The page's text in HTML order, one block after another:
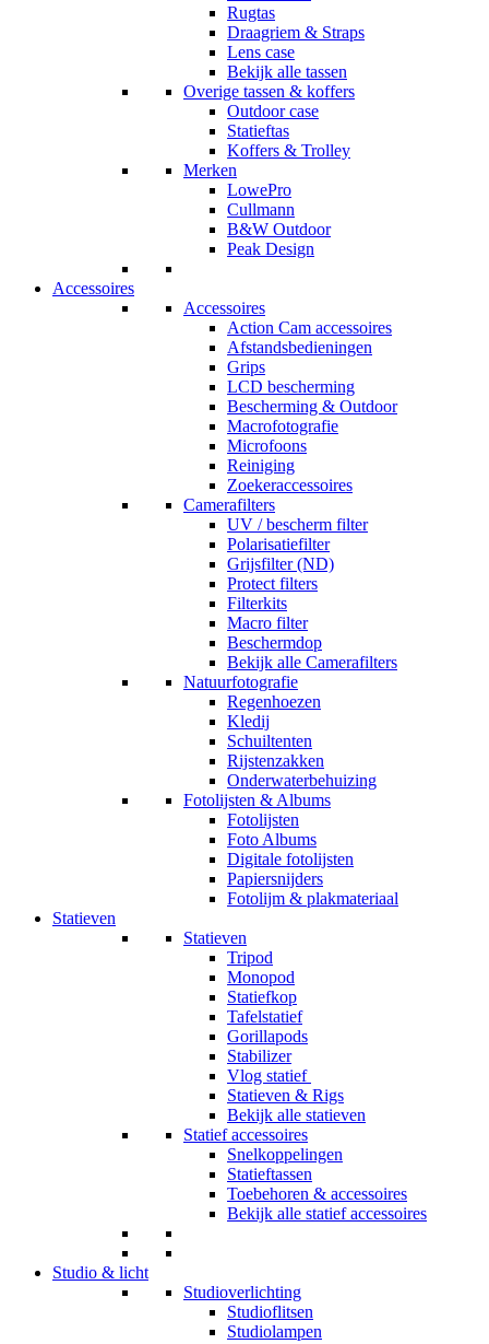
Rugtas
Draagriem & Straps
Lens case
Bekijk alle tassen
Overige tassen & koffers
Outdoor case
Statieftas
Koffers & Trolley
Merken
LowePro
Cullmann
B&W Outdoor
Peak Design
Accessoires
Accessoires
Action Cam accessoires
Afstandsbedieningen
Grips
LCD bescherming
Bescherming & Outdoor
Macrofotografie
Microfoons
Reiniging
Zoekeraccessoires
Camerafilters
UV / bescherm filter
Polarisatiefilter
Grijsfilter (ND)
Protect filters
Filterkits
Macro filter
Beschermdop
Bekijk alle Camerafilters
Natuurfotografie
Regenhoezen
Kledij
Schuiltenten
Rijstenzakken
Onderwaterbehuizing
Fotolijsten & Albums
Fotolijsten
Foto Albums
Digitale fotolijsten
Papiersnijders
Fotolijm & plakmateriaal
Statieven
Statieven
Tripod
Monopod
Statiefkop
Tafelstatief
Gorillapods
Stabilizer
Vlog statief
Statieven & Rigs
Bekijk alle statieven
Statief accessoires
Snelkoppelingen
Statieftassen
Toebehoren & accessoires
Bekijk alle statief accessoires
Studio & licht
Studioverlichting
Studioflitsen
Studiolampen